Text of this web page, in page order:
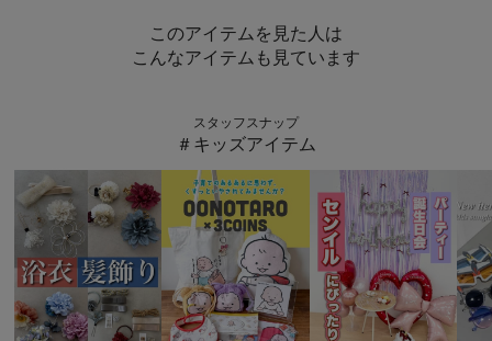
このアイテムを見た人は
こんなアイテムも見ています
スタッフスナップ
＃キッズアイテム